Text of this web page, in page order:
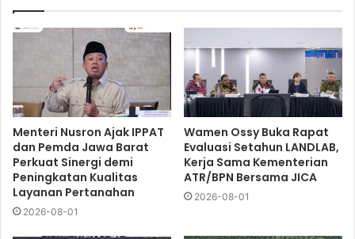
Menteri Nusron Ajak IPPAT
dan Pemda Jawa Barat
Perkuat Sinergi demi
Peningkatan Kualitas
Layanan Pertanahan
2026-08-01
Wamen Ossy Buka Rapat
Evaluasi Setahun LANDLAB,
Kerja Sama Kementerian
ATR/BPN Bersama JICA
2026-08-01